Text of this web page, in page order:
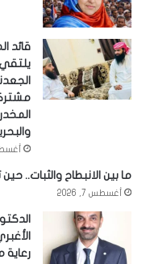
قائد
أغسطس
ما بين الانبطاح والثبات..
أغسطس 7, 2026